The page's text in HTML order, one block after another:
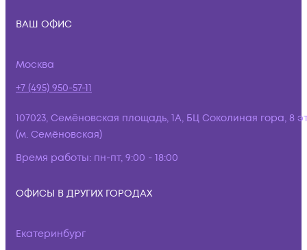
ВАШ ОФИС
Москва
+7 (495) 950-57-11
107023, Семёновская площадь, 1А, БЦ Соколиная гора, 8
(м. Семёновская)
Время работы: пн-пт, 9:00 - 18:00
ОФИСЫ В ДРУГИХ ГОРОДАХ
Екатеринбург